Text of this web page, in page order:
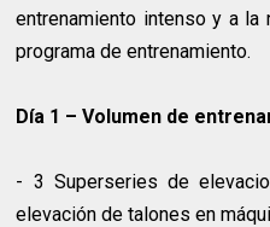
entrenamiento intenso y a la
programa de entrenamiento.
Día 1 – Volumen de
- 3 Superseries de
elevación de talones en